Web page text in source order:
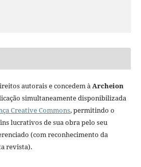
autorais e concedem àArcheion
simultaneamente disponibilizada
Creative Commons, permitindo o
lucrativos de sua obra pelo seu
(com reconhecimento da
revista).